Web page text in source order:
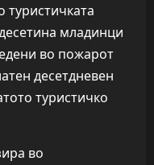
туристичката
младинци
во пожарот
десетдневен
туристичко
во